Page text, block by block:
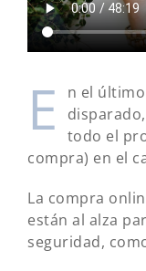
E
n el
todo el
compra) en el
La compra
están al alza
seguridad,